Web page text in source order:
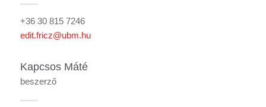
+36 30 815 7246
edit.fricz@ubm.hu
Kapcsos Máté
beszerző